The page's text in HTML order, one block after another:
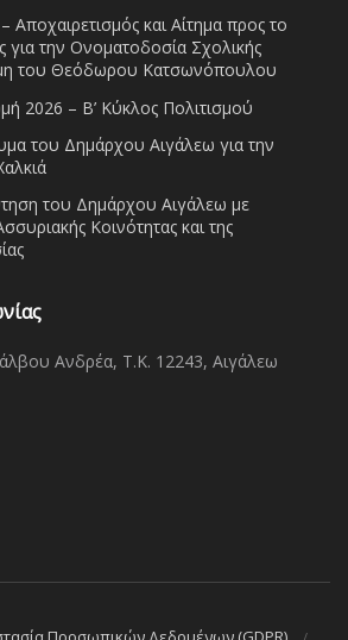
Αποχαιρετισμός και Αίτημα προς το
για την Ονοματοδοσία Σχολικής
του Θεόδωρου Κατσωνόπουλου
2026 – Β’ Κύκλος Πολιτισμού
του Δημάρχου Αιγάλεω για την
του Δημάρχου Αιγάλεω με
Κοινότητας και της
Ανδρέα, Τ.Κ. 12243, Αιγάλεω